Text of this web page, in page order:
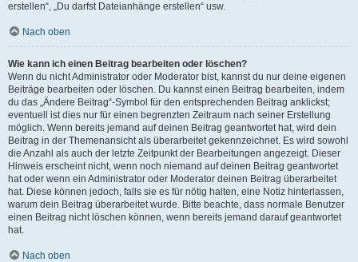
erstellen“, „Du darfst Dateianhänge erstellen“ usw.
Nach oben
Wie kann ich einen Beitrag bearbeiten oder löschen?
Wenn du nicht Administrator oder Moderator bist, kannst du nur deine eigenen
Beiträge bearbeiten oder löschen. Du kannst einen Beitrag bearbeiten, indem
du das „Ändere Beitrag“-Symbol für den entsprechenden Beitrag anklickst;
eventuell ist dies nur für einen begrenzten Zeitraum nach seiner Erstellung
möglich. Wenn bereits jemand auf deinen Beitrag geantwortet hat, wird dein
Beitrag in der Themenansicht als überarbeitet gekennzeichnet. Es wird sowohl
die Anzahl als auch der letzte Zeitpunkt der Bearbeitungen angezeigt. Dieser
Hinweis erscheint nicht, wenn noch niemand auf deinen Beitrag geantwortet
hat oder wenn ein Administrator oder Moderator deinen Beitrag überarbeitet
hat. Diese können jedoch, falls sie es für nötig halten, eine Notiz hinterlassen,
warum dein Beitrag überarbeitet wurde. Bitte beachte, dass normale Benutzer
einen Beitrag nicht löschen können, wenn bereits jemand darauf geantwortet
hat.
Nach oben